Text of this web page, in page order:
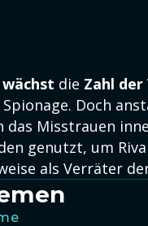
wächst die Zahl
Doch
das Misstrauen
genutzt, um
als Verräter